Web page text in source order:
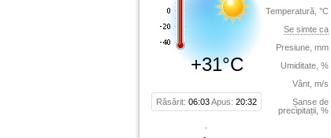
+31°C
Răsărit: 06:03Apus: 20:32
Temperatură, °C
Se simte ca
Presiune, mm
Umiditate, %
Vânt, m/s
Șanse de
precipitații, %